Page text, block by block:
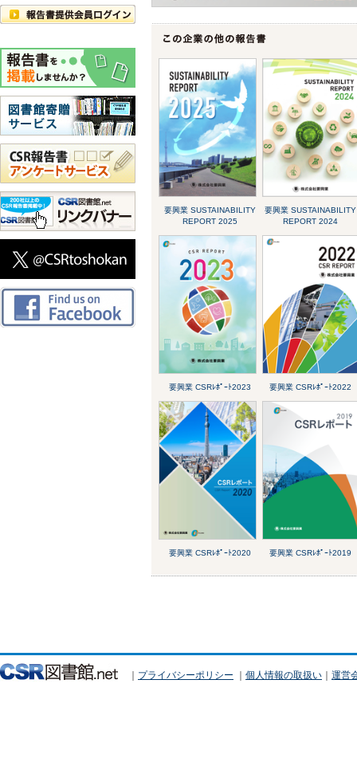
要興業 SUSTAINABILITY
REPORT 2025
要興業 SUSTAINABILITY
REPORT 2024
要興業 CSRﾚﾎﾟｰﾄ2023 要興業 CSRﾚﾎﾟｰﾄ2022
要興業 CSRﾚﾎﾟｰﾄ2020 要興業 CSRﾚﾎﾟｰﾄ2019
｜ プライバシーポリシー ｜ 個人情報の取扱い ｜ 運営